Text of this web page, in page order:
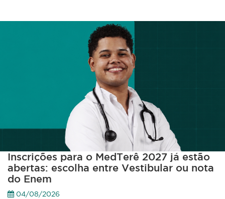
Inscrições para o MedTerê 2027 já estão
abertas: escolha entre Vestibular ou nota
do Enem
04/08/2026